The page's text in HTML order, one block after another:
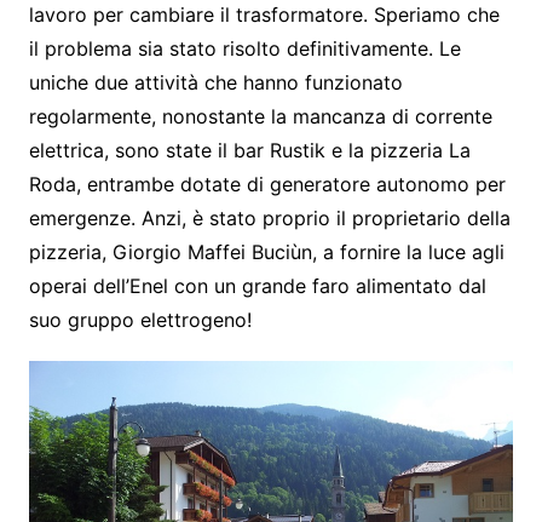
lavoro per cambiare il trasformatore. Speriamo che
il problema sia stato risolto definitivamente. Le
uniche due attività che hanno funzionato
regolarmente, nonostante la mancanza di corrente
elettrica, sono state il bar Rustik e la pizzeria La
Roda, entrambe dotate di generatore autonomo per
emergenze. Anzi, è stato proprio il proprietario della
pizzeria, Giorgio Maffei Buciùn, a fornire la luce agli
operai dell’Enel con un grande faro alimentato dal
suo gruppo elettrogeno!